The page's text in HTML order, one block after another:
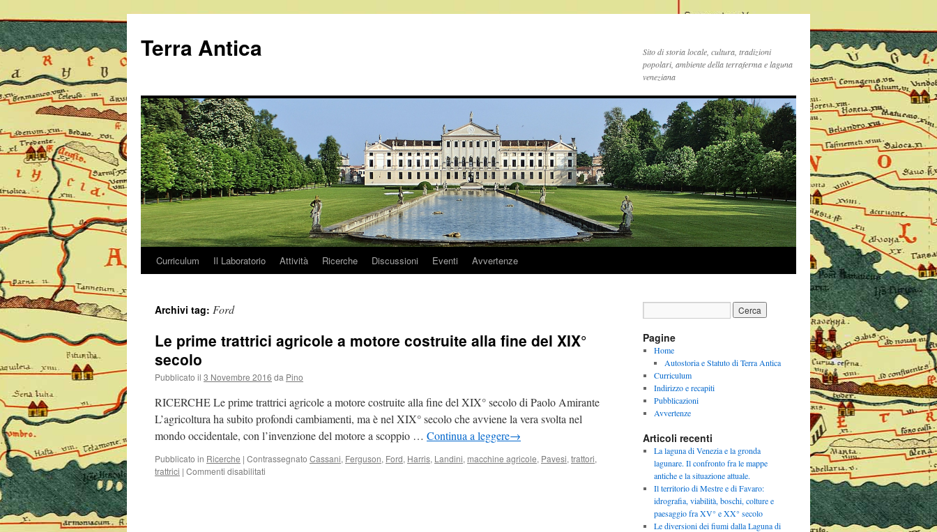
contenuto
Terra Antica
Sito di storia locale, cultura, tradizioni
popolari, ambiente della terraferma e laguna
veneziana
Curriculum Il Laboratorio Attività Ricerche Discussioni Eventi Avvertenze
Archivi tag: Ford
Le prime trattrici agricole a motore costruite alla fine del XIX°
secolo
Pubblicato il 3 Novembre 2016 da Pino
RICERCHE Le prime trattrici agricole a motore costruite alla fine del XIX° secolo di Paolo Amirante
L’agricoltura ha subito profondi cambiamenti, ma è nel XIX° secolo che avviene la vera svolta nel
mondo occidentale, con l’invenzione del motore a scoppio … Continua a leggere→
Pubblicato in Ricerche | Contrassegnato Cassani, Ferguson, Ford, Harris, Landini, macchine agricole, Pavesi, trattori,
trattrici | Commenti disabilitati
Pagine
Home
Autostoria e Statuto di Terra Antica
Curriculum
Indirizzo e recapiti
Pubblicazioni
Avvertenze
Articoli recenti
La laguna di Venezia e la gronda
lagunare. Il confronto fra le mappe
antiche e la situazione attuale.
Il territorio di Mestre e di Favaro:
idrografia, viabilità, boschi, colture e
paesaggio fra XV° e XX° secolo
Le diversioni dei fiumi dalla Laguna di